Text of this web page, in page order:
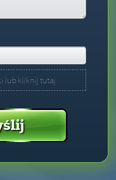
lub kliknij tutaj